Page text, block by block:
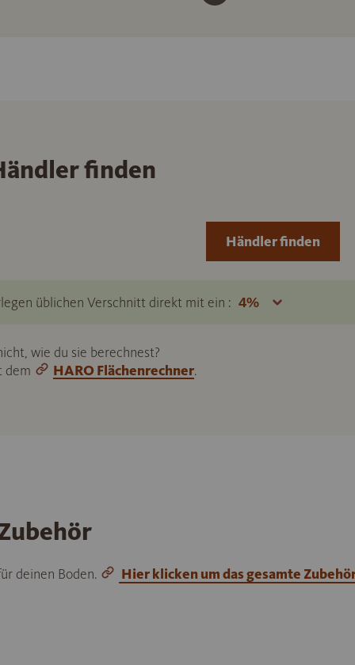
finden
üblichen Verschnitt direkt mit ein :
wie du sie berechnest?
dem
HARO Flächenrechner.
Händler finden
deinen Boden. Hier klicken um das gesamte